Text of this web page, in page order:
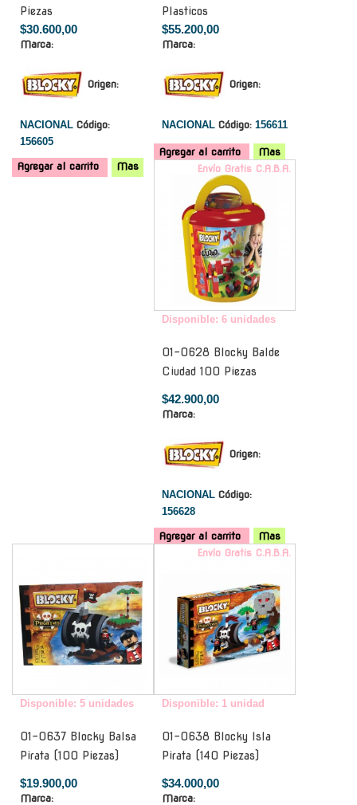
Piezas
$30.600,00
Marca:
Origen:
NACIONAL Código:
156605
Agregar al carrito Mas
Plasticos
$55.200,00
Marca:
Origen:
NACIONAL Código: 156611
Agregar al carrito
Mas
Envío Gratis C.A.B.A.
Disponible: 6 unidades
01-0628 Blocky Balde
Ciudad 100 Piezas
$42.900,00
Marca:
Origen:
NACIONAL Código:
156628
Agregar al carrito
Mas
Disponible: 5 unidades
01-0637 Blocky Balsa
Pirata (100 Piezas)
$19.900,00
Marca:
Envío Gratis C.A.B.A.
Disponible: 1 unidad
01-0638 Blocky Isla
Pirata (140 Piezas)
$34.000,00
Marca: